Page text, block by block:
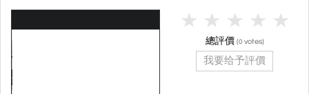
總評價 (0 votes)
我要给予評價